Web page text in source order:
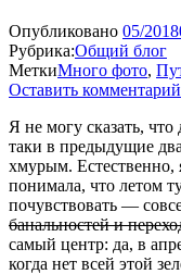
Опубликовано 05/2018
Рубрика:Общий блог
МеткиМного фото,
Оставить комментарий
Я не могу сказать,
таки в предыдущие
хмурым. Естественно,
понимала, что летом
почувствовать —
банальностей и
самый центр: да, в
когда нет всей этой